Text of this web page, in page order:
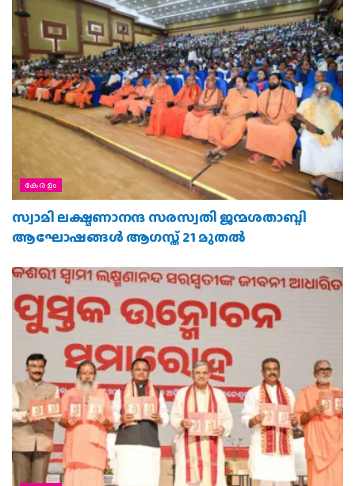
കേരളം
സ്വാമി ലക്ഷ്മണാനന്ദ സരസ്വതി ജന്മശതാബ്ദി
ആഘോഷങ്ങള്‍ ആഗസ്ത് 21 മുതല്‍